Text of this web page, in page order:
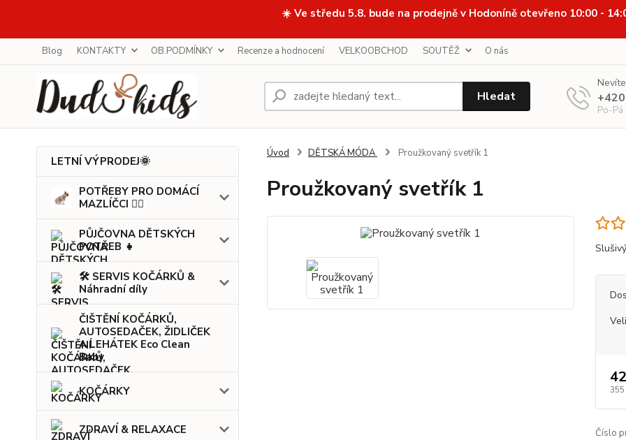
☀️ Ve středu 5.8. bude na prodejně v Hodoníně otevřeno 10:00 -
Blog KONTAKTY OB.PODMÍNKY Recenze a hodnocení VELKOOBCHOD SOUTĚŽ O nás
Hledat
Po-
LETNÍ VÝPRODEJ🌞
POTŘEBY PRO DOMÁCÍ
MAZLÍČCI 🐕‍🦺
PŮJČOVNA DĚTSKÝCH
POTŘEB 👧
🛠️ SERVIS KOČÁRKŮ &
Náhradní díly
ČIŠTĚNÍ KOČÁRKŮ,
AUTOSEDAČEK, ŽIDLIČEK
A LEHÁTEK Eco Clean
Baby
KOČÁRKY
ZDRAVÍ & RELAXACE
Úvod DĚTSKÁ MÓDA Proužkovaný svetřík 1
Proužkovaný svetřík 1
355
Číslo